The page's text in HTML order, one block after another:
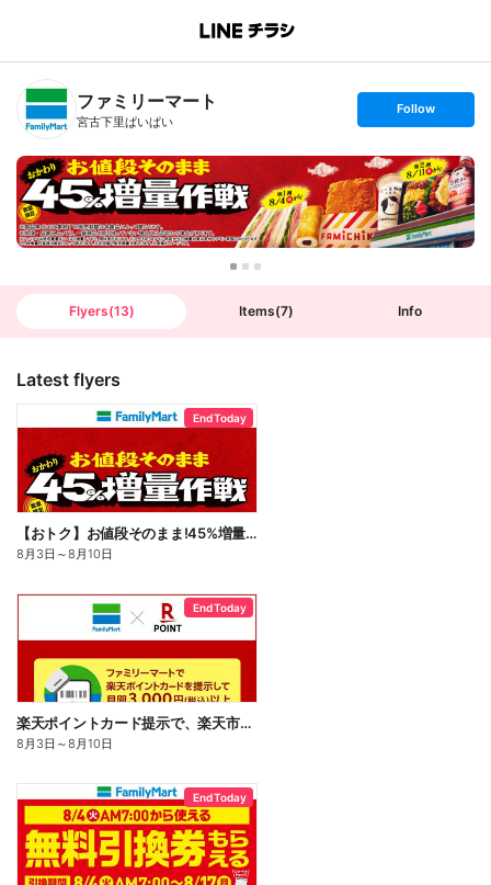
B
n
T
ファミリーマート
宮古下里ぱいぱい
s
t
o
l
l
o
w
Follow
Flyers(13) Items(7) Info
Latest flyers
End Today
【おトク】お値段そのまま!45%増量作戦!
8月3日 ～8月10日
End Today
楽天ポイントカード提示で、楽天市場でのお買い物がおトクに!
8月3日 ～8月10日
End Today